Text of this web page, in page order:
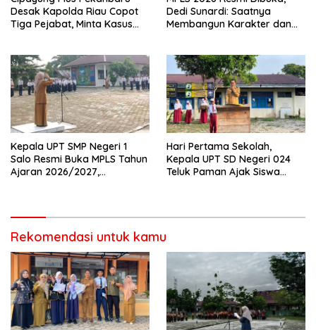
Desak Kapolda Riau Copot
Tiga Pejabat, Minta Kasus
Dedi Sunardi: Saatnya
Membangun Karakter dan
Kepala UPT SMP Negeri 1
Salo Resmi Buka MPLS Tahun
Ajaran 2026/2027,
Hari Pertama Sekolah,
Kepala UPT SD Negeri 024
Teluk Paman Ajak Siswa
Rekomendasi untuk kamu